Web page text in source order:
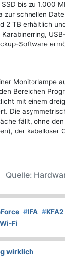
bis zu 1.000
schnellen
2 TB erhältlich
Software
Monitorlampe
Bereichen
mit einem
Die
fällt, ohne
der kabelloser
Quelle:
#IFA #KFA2
Wi-Fi
wirklich